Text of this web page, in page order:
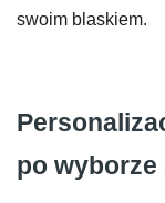
swoim blaskiem.
po wyborze